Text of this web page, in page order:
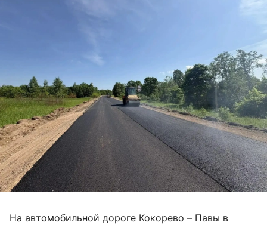
На автомобильной дороге Кокорево – Павы в